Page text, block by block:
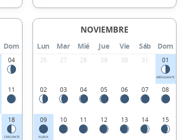
Dom
04
11
18
CRECIENTE
NOVIEMBRE
Lun Mar Mié Jue Vie Sáb Dom
26 27 28 29 30 31 01
MENGUANTE
02 03 04 05 06 07 08
09
NUEVA
10 11 12 13 14 15